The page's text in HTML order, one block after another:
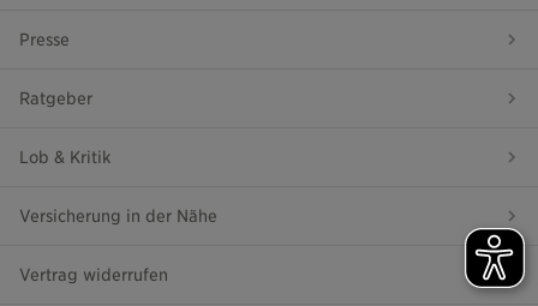
Presse
Ratgeber
Lob & Kritik
Versicherung in der Nähe
Vertrag widerrufen